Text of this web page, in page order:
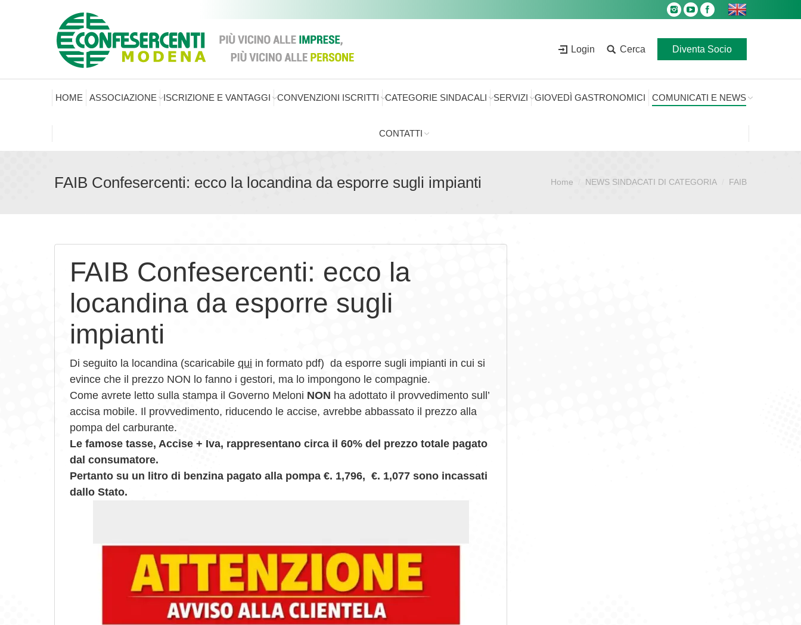
Login Cerca Diventa Socio
HOME ASSOCIAZIONE ISCRIZIONE E VANTAGGI CONVENZIONI ISCRITTI CATEGORIE SINDACALI SERVIZI GIOVEDÌ GASTRONOMICI COMUNICATI E NEWS
CONTATTI
FAIB Confesercenti: ecco la locandina da esporre sugli impianti Sei qui:Home NEWS SINDACATI DI CATEGORIA FAIB
FAIB Confesercenti: ecco la
locandina da esporre sugli
impianti
Di seguito la locandina (scaricabile qui in formato pdf) da esporre sugli impianti in cui si
evince che il prezzo NON lo fanno i gestori, ma lo impongono le compagnie.
Come avrete letto sulla stampa il Governo Meloni NON ha adottato il provvedimento sull’
accisa mobile. Il provvedimento, riducendo le accise, avrebbe abbassato il prezzo alla
pompa del carburante.
Le famose tasse, Accise + Iva, rappresentano circa il 60% del prezzo totale pagato
dal consumatore.
Pertanto su un litro di benzina pagato alla pompa €. 1,796, €. 1,077 sono incassati
dallo Stato.